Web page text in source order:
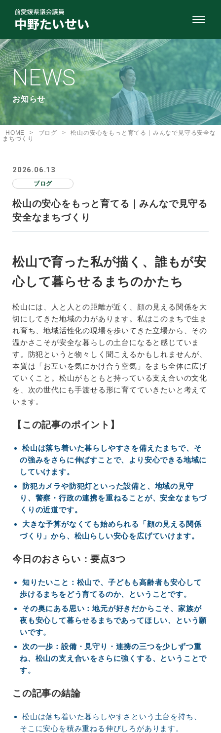
NEWS
お知らせ
HOME > ブログ >
松山の安心をもっと育てる｜みんなで見守る安全な
まちづくり
2026.06.13
ブログ
松山の安心をもっと育てる｜みんなで見守る
安全なまちづくり
松山で育った私が描く、誰もが安
心して暮らせるまちのかたち
松山には、人と人との距離が近く、顔の見える関係を大
切にしてきた地域の力があります。私はこのまちで生ま
れ育ち、地域活性化の現場を歩いてきた立場から、その
温かさこそが安全な暮らしの土台になると感じていま
す。防犯というと物々しく聞こえるかもしれませんが、
本質は「お互いを気にかけ合う空気」をまち全体に広げ
ていくこと。松山がもともと持っている支え合いの文化
を、次の世代にも手渡せる形に育てていきたいと考えて
います。
【この記事のポイント】
松山は落ち着いた暮らしやすさを備えたまちで、そ
の強みをさらに伸ばすことで、より安心できる地域に
していけます。
防犯カメラや防犯灯といった設備と、地域の見守
り、警察・行政の連携を重ねることが、安全なまちづ
くりの近道です。
大きな予算がなくても始められる「顔の見える関係
づくり」から、松山らしい安心を広げていけます。
今日のおさらい：要点3つ
知りたいこと：松山で、子どもも高齢者も安心して
歩けるまちをどう育てるのか、ということです。
その奥にある思い：地元が好きだからこそ、家族が
夜も安心して暮らせるまちであってほしい、という願
いです。
次の一歩：設備・見守り・連携の三つを少しずつ重
ね、松山の支え合いをさらに強くする、ということで
す。
この記事の結論
松山は落ち着いた暮らしやすさという土台を持ち、
そこに安心を積み重ねる伸びしろがあります。